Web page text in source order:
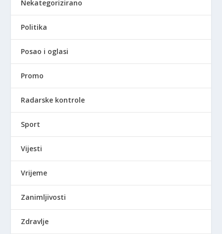
Nekategorizirano
Politika
Posao i oglasi
Promo
Radarske kontrole
Sport
Vijesti
Vrijeme
Zanimljivosti
Zdravlje